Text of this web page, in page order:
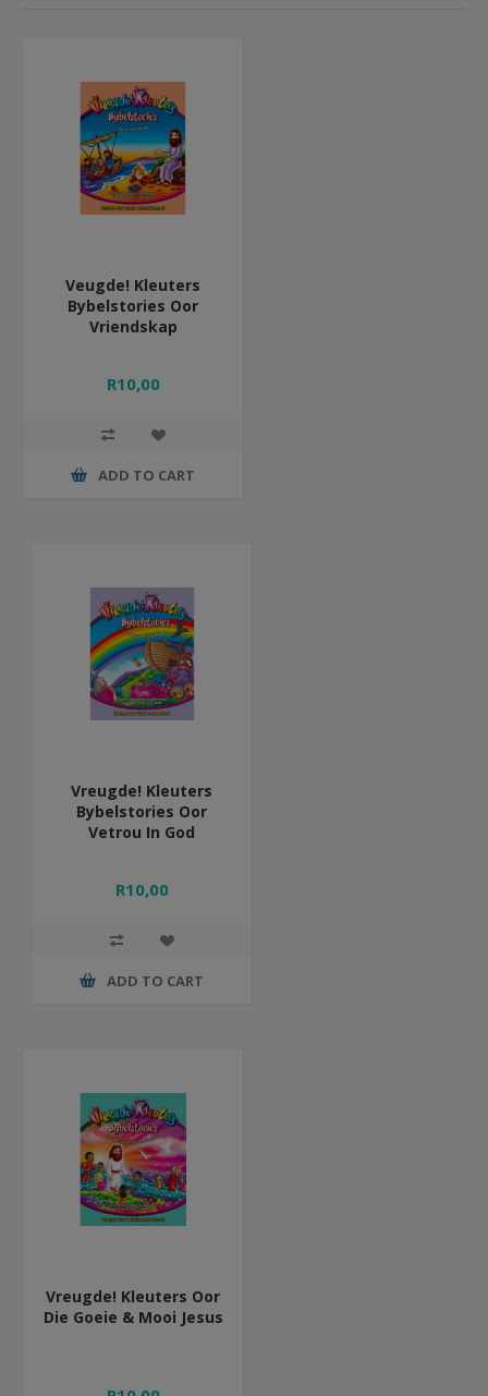
Veugde! Kleuters
Bybelstories Oor
Vriendskap
R10,00
ADD TO CART
Vreugde! Kleuters
Bybelstories Oor
Vetrou In God
R10,00
ADD TO CART
Vreugde! Kleuters Oor
Die Goeie & Mooi Jesus